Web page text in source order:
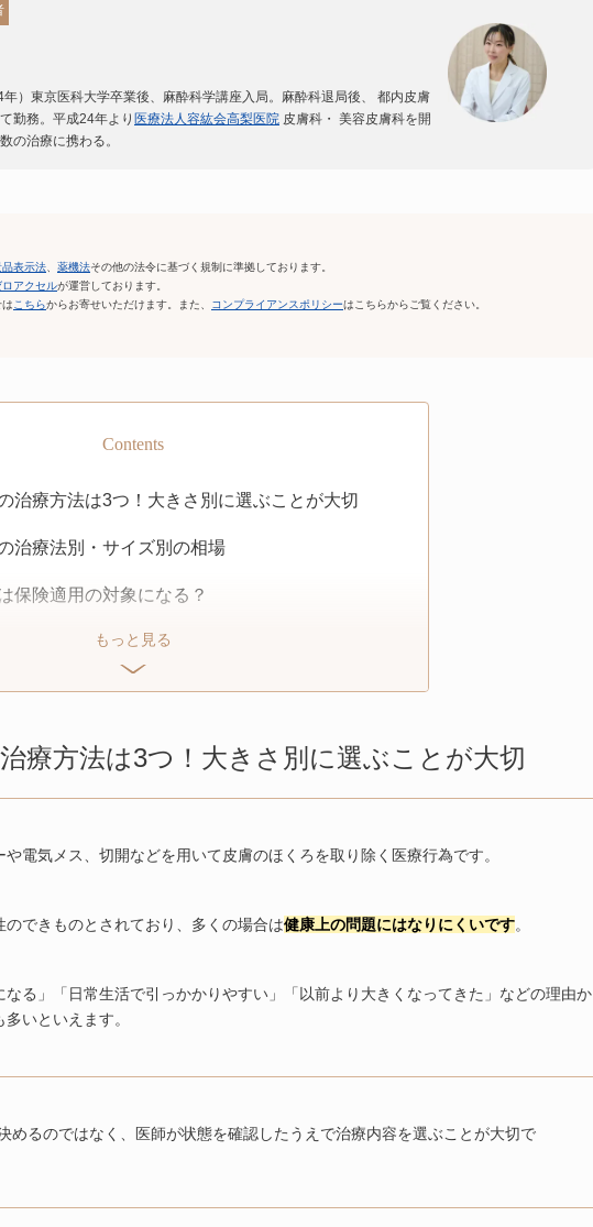
） 東京医科大学卒業後、麻酔科学講座入局。 麻酔科退局後、 都内皮膚
勤務。 平成24年より 医療法人容紘会高梨医院 皮膚科・ 美容皮膚科を開
の治療に携わる。
品表示法 薬機法その他の法令に基づく規制に準拠しております。
アクセルが運営しております。
こちらからお寄せいただけます。また、 コンプライアンスポリシーはこちらからご覧ください。
Contents
治療方法は3つ！大きさ別に選ぶことが大切
治療法別・サイズ別の相場
保険適用の対象になる？
値段が安いおすすめ人気クリニック10選
拠（評価基準・スコアリング）
経過観察中の注意点
関するよくある質問
くろ除去おすすめクリニックを紹介
もっと見る
療方法は3つ！大きさ別に選ぶことが大切
電気メス、切開などを用いて皮膚のほくろを取り除く医療行為です。
できものとされており、多くの場合は健康上の問題にはなりにくいです。
なる」「日常生活で引っかかりやすい」「以前より大きくなってきた」などの理由か
いといえます。
めるのではなく、医師が状態を確認したうえで治療内容を選ぶことが大切で